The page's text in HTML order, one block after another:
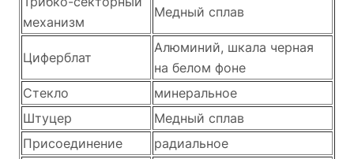
механизм
Медный сплав
Циферблат
Алюминий, шкала черная
на белом фоне
Стекло
минеральное
Штуцер
Медный сплав
Присоединение
радиальное